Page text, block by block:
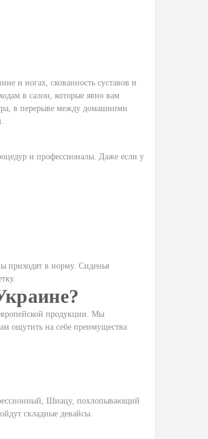
и ногах, скованность суставов и
в салон, которые явно вам
в перерыве между домашними
и профессионалы. Даже если у
приходят в норму. Сиденья
продукции. Мы
ощутить на себе преимущества
Шиацу, похлопывающий
складные девайсы.